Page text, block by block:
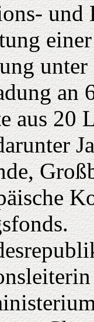
und
an
aus 20